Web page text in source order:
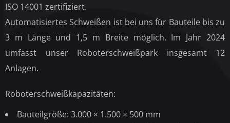
ISO 14001 zertifiziert.
Automatisiertes Schweißen ist bei uns für Bauteile bis zu
3 m Länge und 1,5 m Breite möglich. Im Jahr 2024
umfasst unser Roboterschweißpark insgesamt 12
Anlagen.
Roboterschweißkapazitäten:
Bauteilgröße: 3.000 × 1.500 × 500 mm